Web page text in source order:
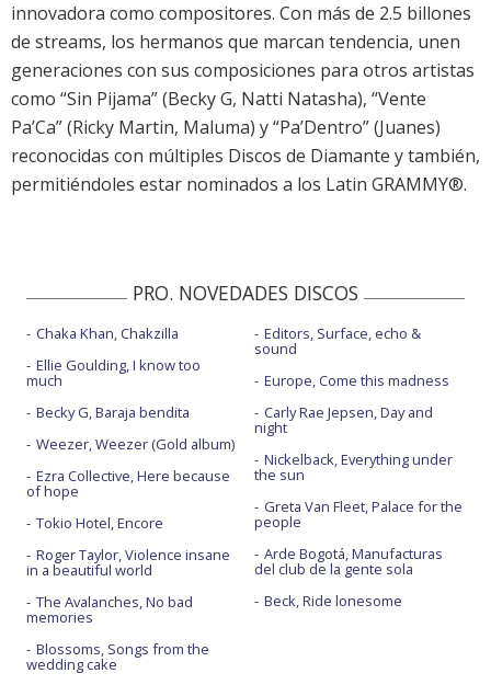
innovadora como compositores. Con más de 2.5 billones
de streams, los hermanos que marcan tendencia, unen
generaciones con sus composiciones para otros artistas
como “Sin Pijama” (Becky G, Natti Natasha), “Vente
Pa’Ca” (Ricky Martin, Maluma) y “Pa’Dentro” (Juanes)
reconocidas con múltiples Discos de Diamante y también,
permitiéndoles estar nominados a los Latin GRAMMY®.
PRO. NOVEDADES DISCOS
Chaka Khan, Chakzilla
Ellie Goulding, I know too
much
Becky G, Baraja bendita
Weezer, Weezer (Gold album)
Ezra Collective, Here because
of hope
Tokio Hotel, Encore
Roger Taylor, Violence insane
in a beautiful world
The Avalanches, No bad
memories
Blossoms, Songs from the
wedding cake
Editors, Surface, echo &
sound
Europe, Come this madness
Carly Rae Jepsen, Day and
night
Nickelback, Everything under
the sun
Greta Van Fleet, Palace for the
people
Arde Bogotá, Manufacturas
del club de la gente sola
Beck, Ride lonesome